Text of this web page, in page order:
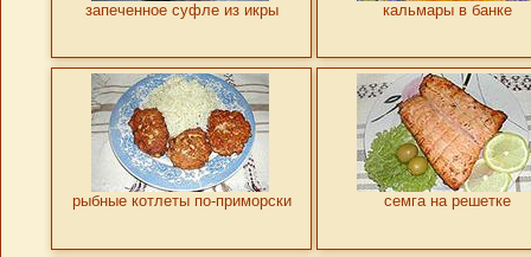
запеченное суфле из икры кальмары в банке
рыбные котлеты по-приморски семга на решетке